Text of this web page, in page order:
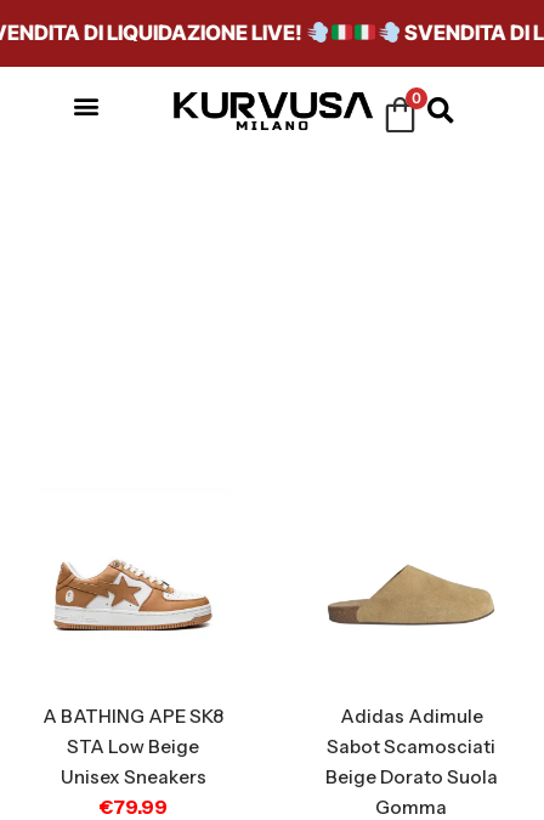
DI LIQUIDAZIONE LIVE! SVENDITA DI
0
A BATHING APE SK8
STA Low Beige
Unisex Sneakers
€79.99
Adidas Adimule
Sabot Scamosciati
Beige Dorato Suola
Gomma